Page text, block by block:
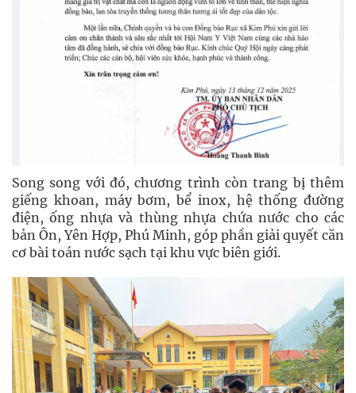
Song song với đó, chương trình còn trang bị thêm
giếng khoan, máy bơm, bể inox, hệ thống đường
điện, ống nhựa và thùng nhựa chứa nước cho các
bản Ôn, Yên Hợp, Phú Minh, góp phần giải quyết căn
cơ bài toán nước sạch tại khu vực biên giới.